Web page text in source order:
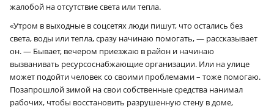
жалобой на отсутствие света или тепла.
«Утром в выходные в соцсетях люди пишут, что остались без
света, воды или тепла, сразу начинаю помогать, — рассказывает
он. — Бывает, вечером приезжаю в район и начинаю
вызванивать ресурсоснабжающие организации. Или на улице
может подойти человек со своими проблемами – тоже помогаю.
Позапрошлой зимой на свои собственные средства нанимал
рабочих, чтобы восстановить разрушенную стену в доме,